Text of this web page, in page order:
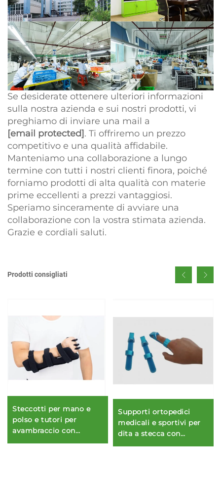
Se desiderate ottenere ulteriori informazioni
sulla nostra azienda e sui nostri prodotti, vi
preghiamo di inviare una mail a
[email protected]. Ti offriremo un prezzo
competitivo e una qualità affidabile.
Manteniamo una collaborazione a lungo
termine con tutti i nostri clienti finora, poiché
forniamo prodotti di alta qualità con materie
prime eccellenti a prezzi vantaggiosi.
Speriamo sinceramente di avviare una
collaborazione con la vostra stimata azienda.
Grazie e cordiali saluti.
Prodotti consigliati
Steccotti per mano e
polso e tutori per
avambraccio con
impugnature e barra
Supporti ortopedici
medicali e sportivi per
dita a stecca con
alluminio e schiuma